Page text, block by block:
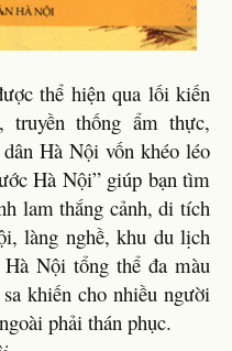
thể hiện qua lối kiến
truyền thống ẩm thực,
Hà Nội vốn khéo léo
Hà Nội” giúp bạn tìm
lam thắng cảnh, di tích
làng nghề, khu du lịch
Nội tổng thể đa màu
khiến cho nhiều người
phải thán phục.